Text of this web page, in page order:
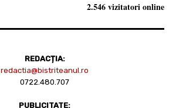
2.546 vizitatori online
REDACȚIA:
redactia@bistriteanul.ro
0722.480.707
PUBLICITATE: